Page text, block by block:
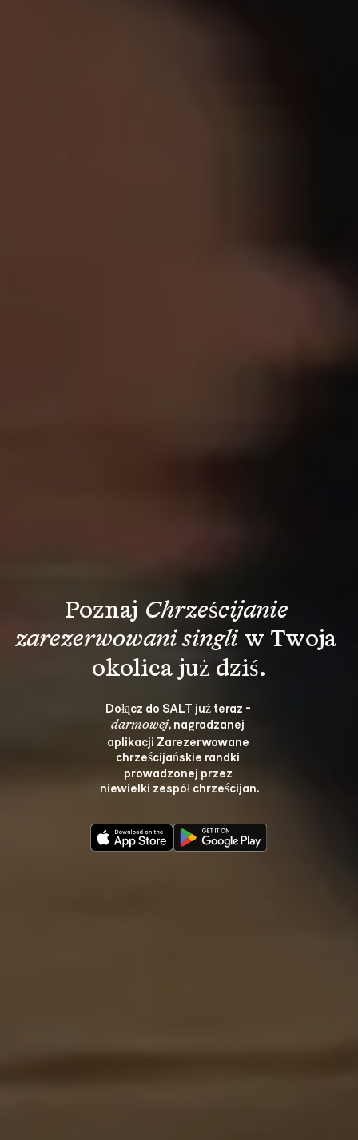
Poznaj Chrześcijanie
zarezerwowani singli w Twoja
okolica już dziś.
Dołącz do SALT już teraz -
darmowej, nagradzanej
aplikacji Zarezerwowane
chrześcijańskie randki
prowadzonej przez
niewielki zespół chrześcijan.